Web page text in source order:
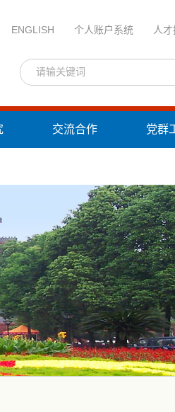
ENGLISH 个人账户系统 人
交流合作 党群